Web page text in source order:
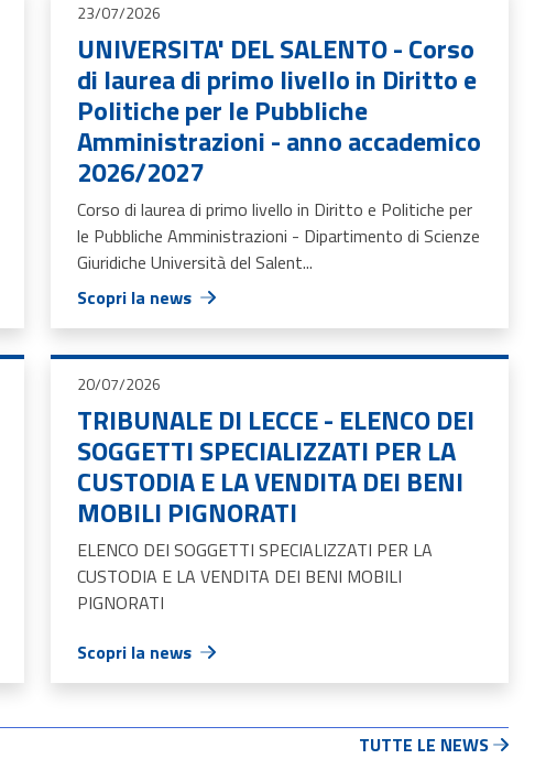
23/07/2026
UNIVERSITA' DEL SALENTO - Corso
di laurea di primo livello in Diritto e
Politiche per le Pubbliche
Amministrazioni - anno accademico
2026/2027
Corso di laurea di primo livello in Diritto e Politiche per
le Pubbliche Amministrazioni - Dipartimento di Scienze
Giuridiche Università del Salent...
Scopri la news
20/07/2026
TRIBUNALE DI LECCE - ELENCO DEI
SOGGETTI SPECIALIZZATI PER LA
CUSTODIA E LA VENDITA DEI BENI
MOBILI PIGNORATI
ELENCO DEI SOGGETTI SPECIALIZZATI PER LA
CUSTODIA E LA VENDITA DEI BENI MOBILI
PIGNORATI
Scopri la news
TUTTE LE NEWS